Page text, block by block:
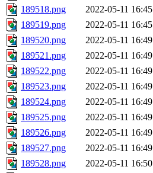
189518.png
2022-05-11 16:45
189519.png
2022-05-11 16:45
189520.png
2022-05-11 16:49
189521.png
2022-05-11 16:49
189522.png
2022-05-11 16:49
189523.png
2022-05-11 16:49
189524.png
2022-05-11 16:49
189525.png
2022-05-11 16:49
189526.png
2022-05-11 16:49
189527.png
2022-05-11 16:49
189528.png
2022-05-11 16:50